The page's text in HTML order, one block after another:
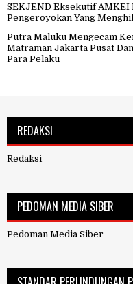
SEKJEND Eksekutif
Pengeroyokan Yang
Putra Maluku Mengecam
Matraman Jakarta Pusat
Para Pelaku
REDAKSI
Redaksi
PEDOMAN MEDIA SIBER
Pedoman Media Siber